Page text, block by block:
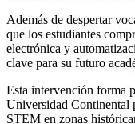
Además de despertar
que los estudiantes
electrónica y
clave para su futuro
Esta intervención forma
Universidad Continental
STEM en zonas